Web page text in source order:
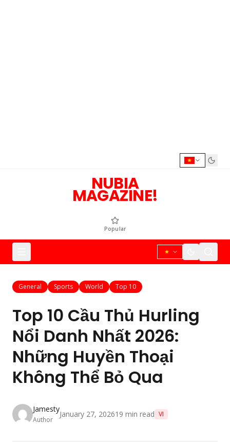
NUBIA
MAGAZINE!
Popular
General Sports World Top 10
Top 10 Cầu Thủ Hurling
Nổi Danh Nhất 2026:
Những Huyền Thoại
Không Thể Bỏ Qua
Jamesty
Author
January 27, 202619 min read VI